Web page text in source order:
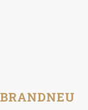
BRANDNEU